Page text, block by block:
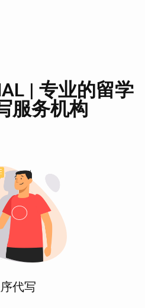
| 专业的留学
服务机构
代写